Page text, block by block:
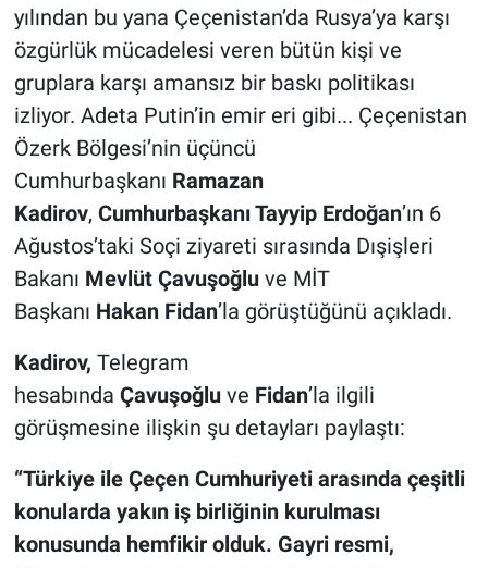
yılından bu yana Çeçenistan’da Rusya’ya karşı
özgürlük mücadelesi veren bütün kişi ve
gruplara karşı amansız bir baskı politikası
izliyor. Adeta Putin’in emir eri gibi... Çeçenistan
Özerk Bölgesi’nin üçüncü
Cumhurbaşkanı Ramazan
Kadirov, Cumhurbaşkanı Tayyip Erdoğan’ın 6
Ağustos’taki Soçi ziyareti sırasında Dışişleri
Bakanı Mevlüt Çavuşoğlu ve MİT
Başkanı Hakan Fidan’la görüştüğünü açıkladı.
Kadirov, Telegram
hesabında Çavuşoğluve Fidan’la ilgili
görüşmesine ilişkin şu detayları paylaştı:
“Türkiye ile Çeçen Cumhuriyeti arasında çeşitli
konularda yakın iş birliğinin kurulması
konusunda hemfikir olduk. Gayri resmi,